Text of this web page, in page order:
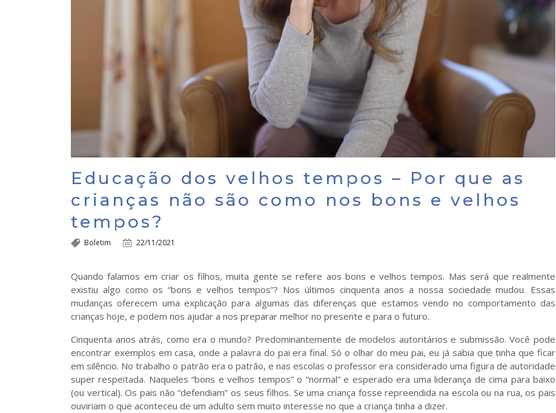
Educação dos velhos tempos – Por que as
crianças não são como nos bons e velhos
tempos?
Boletim 22/11/2021
Quando falamos em criar os filhos, muita gente se refere aos bons e velhos tempos. Mas será que realmente
existiu algo como os “bons e velhos tempos”? Nos últimos cinquenta anos a nossa sociedade mudou. Essas
mudanças oferecem uma explicação para algumas das diferenças que estamos vendo no comportamento das
crianças hoje, e podem nos ajudar a nos preparar melhor no presente e para o futuro.
Cinquenta anos atrás, como era o mundo? Predominantemente de modelos autoritários e submissão. Você pode
encontrar exemplos em casa, onde a palavra do pai era final. Só o olhar do meu pai, eu já sabia que tinha que ficar
em silêncio. No trabalho o patrão era o patrão, e nas escolas o professor era considerado uma figura de autoridade
super respeitada. Naqueles “bons e velhos tempos” o “normal” e esperado era uma liderança de cima para baixo
(ou vertical). Os pais não “defendiam” os seus filhos. Se uma criança fosse repreendida na escola ou na rua, os pais
ouviriam o que aconteceu de um adulto sem muito interesse no que a criança tinha a dizer.